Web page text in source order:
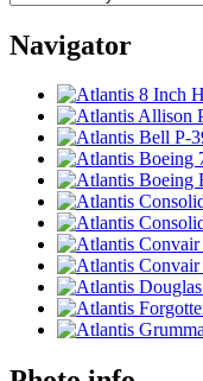
Navigator